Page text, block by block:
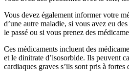
Vous devez également informer votre
d’une autre maladie, si vous avez eu
le passé ou si vous prenez des
Ces médicaments incluent des
et le dinitrate d’isosorbide. Ils peuvent
cardiaques graves s’ils sont pris à fortes